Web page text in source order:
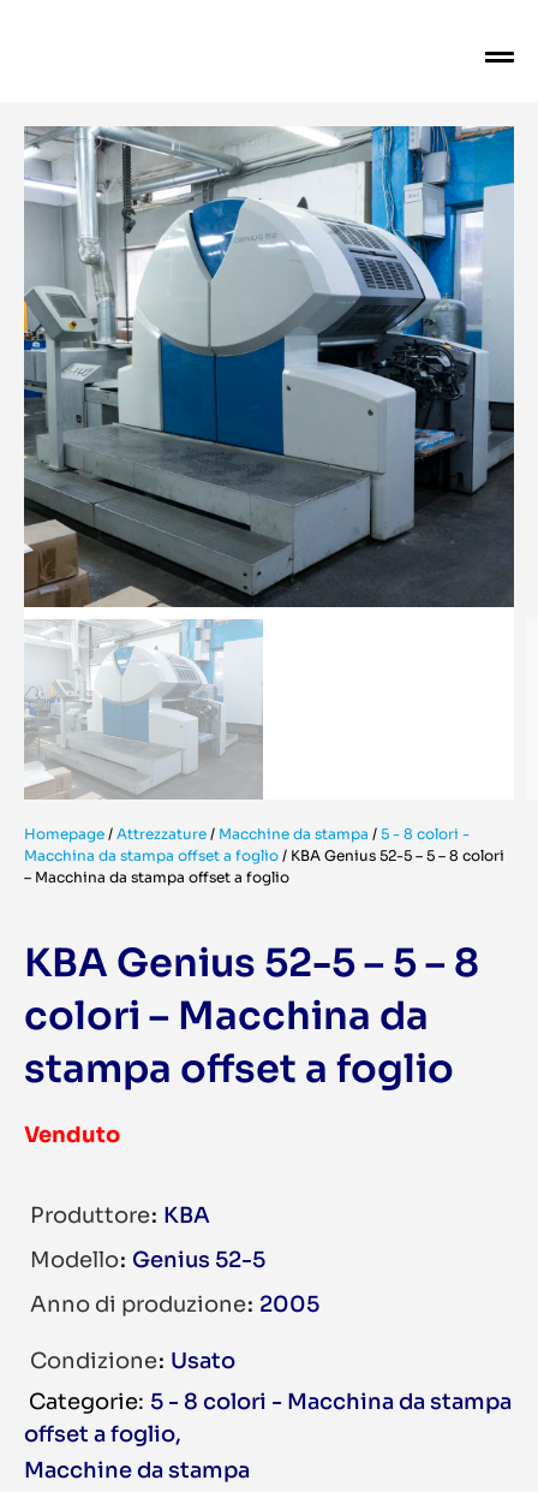
Homepage / Attrezzature / Macchine da stampa / 5 - 8 colori -
Macchina da stampa offset a foglio / KBA Genius 52-5 – 5 – 8 colori
– Macchina da stampa offset a foglio
KBA Genius 52-5 – 5 – 8
colori – Macchina da
stampa offset a foglio
Venduto
Produttore KBA
Modello Genius 52-5
Anno di produzione 2005
Condizione Usato
5 - 8 colori - Macchina da stampa
offset a foglio
,
Macchine da stampa